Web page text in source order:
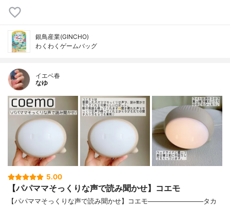
銀鳥産業(GINCHO)
わくわくゲームバッグ
イエベ春
なゆ
5.00
【パパママそっくりな声で読み聞かせ】コエモ
【パパママそっくりな声で読み聞かせ】コエモ────────────タカ